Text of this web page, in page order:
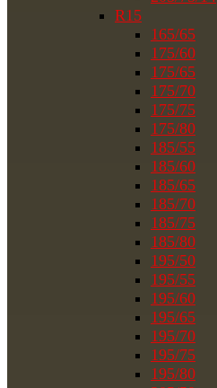
R15
165/65
175/60
175/65
175/70
175/75
175/80
185/55
185/60
185/65
185/70
185/75
185/80
195/50
195/55
195/60
195/65
195/70
195/75
195/80